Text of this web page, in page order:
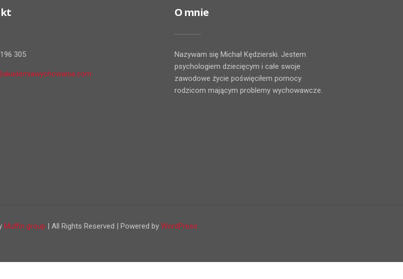
305
O mnie
Nazywam się Michał Kędzierski. Jestem
psychologiem dziecięcym i całe swoje
zawodowe życie poświęciłem pomocy
rodzicom mającym problemy wychowawcze.
Muffin group | All Rights Reserved | Powered by WordPress